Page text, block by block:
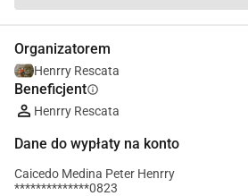
Organizatorem
Henrry Rescata
Beneficjentinfo
Henrry Rescata
Dane do wypłaty na konto
Caicedo Medina Peter Henrry
**************0823